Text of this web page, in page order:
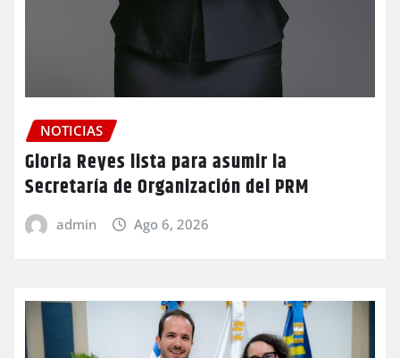
NOTICIAS
Gloria Reyes lista para asumir la
Secretaría de Organización del PRM
admin Ago 6, 2026